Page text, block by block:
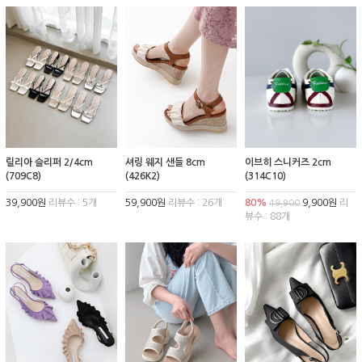
릴리아 슬리퍼 2/4cm
(709C8)
39,900원 리뷰수 : 5개
셔링 웨지 샌들 8cm
(426K2)
59,900원 리뷰수 : 26개
이브히 스니커즈 2cm
(314C10)
80% 49,9009,900원 리
뷰수 : 88개